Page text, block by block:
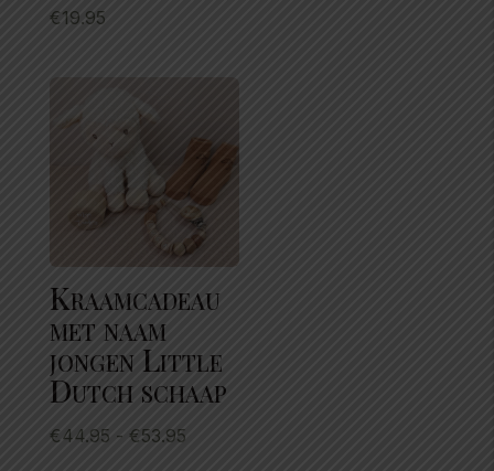
€19.95
Kraamcadeau
met naam
jongen Little
Dutch schaap
€44.95 - €53.95Prijsklasse: